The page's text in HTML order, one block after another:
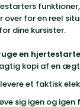
over for en reel
dine kursister.
en
kopi af en
et faktisk
sig igen og